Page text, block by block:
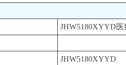
JHW5180XYYD
JHW5180XYYD